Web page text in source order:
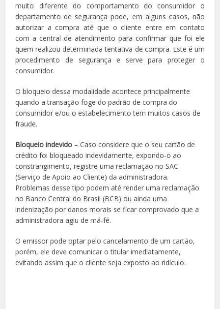
muito diferente do comportamento do consumidor o
departamento de segurança pode, em alguns casos, não
autorizar a compra até que o cliente entre em contato
com a central de atendimento para confirmar que foi ele
quem realizou determinada tentativa de compra. Este é um
procedimento de segurança e serve para proteger o
consumidor.
O bloqueio dessa modalidade acontece principalmente
quando a transação foge do padrão de compra do
consumidor e/ou o estabelecimento tem muitos casos de
fraude.
Bloqueio indevido – Caso considere que o seu cartão de
crédito foi bloqueado indevidamente, expondo-o ao
constrangimento, registre uma reclamação no SAC
(Serviço de Apoio ao Cliente) da administradora.
Problemas desse tipo podem até render uma reclamação
no Banco Central do Brasil (BCB) ou ainda uma
indenização por danos morais se ficar comprovado que a
administradora agiu de má-fé.
O emissor pode optar pelo cancelamento de um cartão,
porém, ele deve comunicar o titular imediatamente,
evitando assim que o cliente seja exposto ao ridículo.